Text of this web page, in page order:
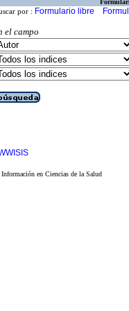
por : Formulario libre
el campo
en Ciencias de la Salud